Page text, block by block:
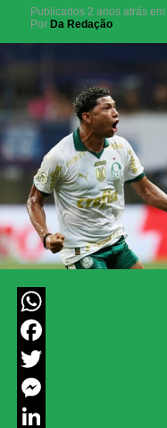
Publicados 2 anos atrás em
Por Da Redação
WhatsApp
Facebook
Twitter
Messenger